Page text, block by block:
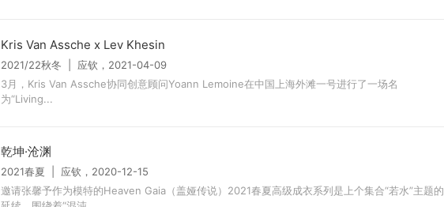
Kris Van Assche x Lev Khesin
2021/22秋冬 | 应钦，2021-04-09
3月，Kris Van Assche协同创意顾问Yoann Lemoine在中国上海外滩一号进行了一场名
为“Living...
乾坤·沧渊
2021春夏 | 应钦，2020-12-15
邀请张馨予作为模特的Heaven Gaia（盖娅传说）2021春夏高级成衣系列是上个集合“若水”主题的